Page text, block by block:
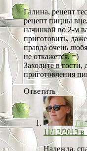
Галина, рецепт
рецепт пиццы
начинкой во 2-м
приготовить,
правда очень
не откажется. =)
Заходите в гости,
приготовления
Ответить
11/12/2013
Надежда,